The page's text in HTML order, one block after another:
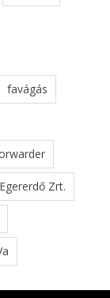
favágás
Egererdő Zrt.